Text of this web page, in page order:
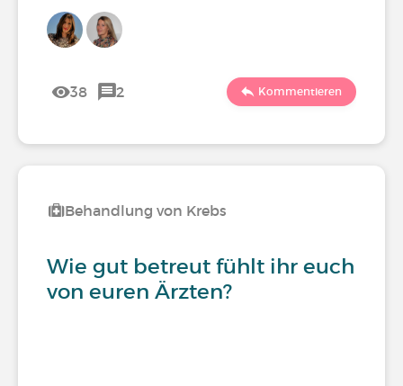
38 2 Kommentieren
Behandlung von Krebs
Wie gut betreut fühlt ihr euch
von euren Ärzten?